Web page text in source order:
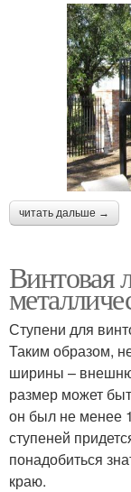
читать дальше →
Винтовая
Ступени для
Таким образом,
ширины –
размер может
он был не менее
ступеней
понадобиться
краю.